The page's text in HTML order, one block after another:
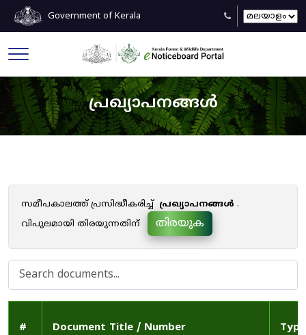
Government of Kerala
പ്രഖ്യാപനങ്ങൾ
സമീപകാലത്ത് പ്രസിദ്ധീകരിച്ച് പ്രഖ്യാപനങ്ങൾ .
വിപുലമായി തിരയുന്നതിന്
തിരയുക
# Document Title / Number Type